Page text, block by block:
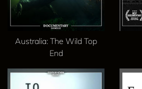
Australia: The Wild Top
End